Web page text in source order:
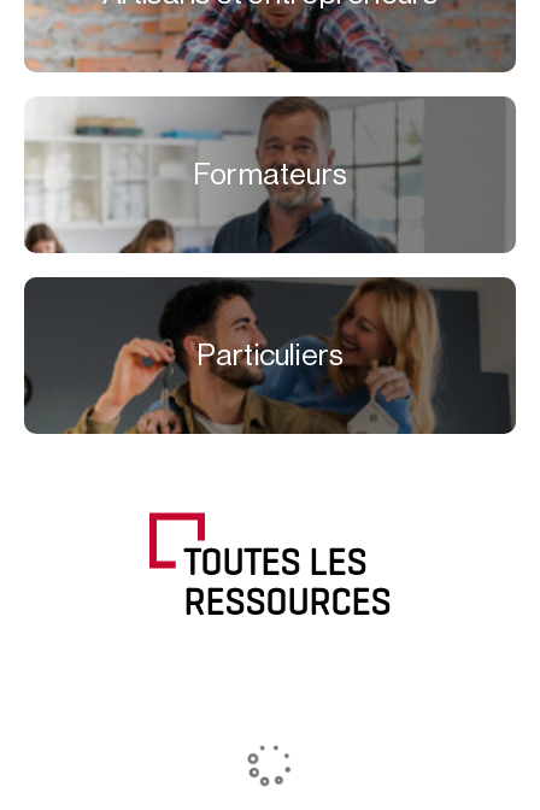
Formateurs
Particuliers
TOUTES LES
RESSOURCES